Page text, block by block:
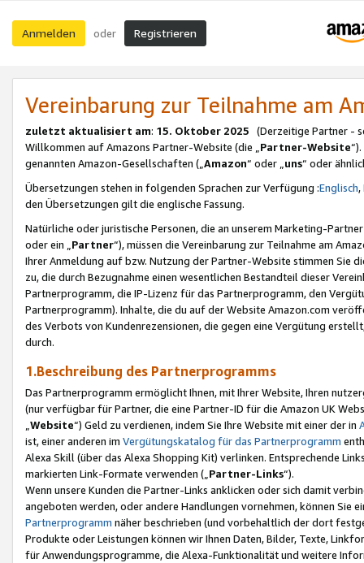
Anmelden oder Registrieren
Vereinbarung zur Teilnahme am
zuletzt aktualisiert am: 15. Oktober 2025 (Derzeitige Partner -
Willkommen auf Amazons Partner-Website (die „Partner-Website
genannten Amazon-Gesellschaften („Amazon“ oder „uns“ oder
Übersetzungen stehen in folgenden Sprachen zur Verfügung :Englisch,
den Übersetzungen gilt die englische Fassung.
Natürliche oder juristische Personen, die an unserem Marketing-
oder ein „Partner“), müssen die Vereinbarung zur Teilnahme am
Ihrer Anmeldung auf bzw. Nutzung der Partner-Website stimmen Sie
zu, die durch Bezugnahme einen wesentlichen Bestandteil dieser
Partnerprogramm, die IP-Lizenz für das Partnerprogramm, den
Partnerprogramm). Inhalte, die du auf der Website Amazon.com
des Verbots von Kundenrezensionen, die gegen eine Vergütung
durch.
1.Beschreibung des Partnerprogramms
Das Partnerprogramm ermöglicht Ihnen, mit Ihrer Website, Ihren
(nur verfügbar für Partner, die eine Partner-ID für die Amazon UK
Website“) Geld zu verdienen, indem Sie Ihre Website mit einer der in
ist, einer anderen im Vergütungskatalog für das Partnerprogramm
Alexa Skill (über das Alexa Shopping Kit) verlinken. Entsprechende
markierten Link-Formate verwenden („ Partner-Links“).
Wenn unsere Kunden die Partner-Links anklicken oder sich damit
angeboten werden, oder andere Handlungen vornehmen, können Sie
Partnerprogramm näher beschrieben (und vorbehaltlich der dort
Produkte oder Leistungen können wir Ihnen Daten, Bilder, Texte,
für Anwendungsprogramme, die Alexa-Funktionalität und weitere